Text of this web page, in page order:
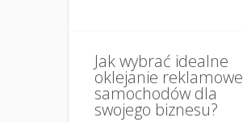
Jak wybrać idealne
oklejanie reklamowe
samochodów dla
swojego biznesu?